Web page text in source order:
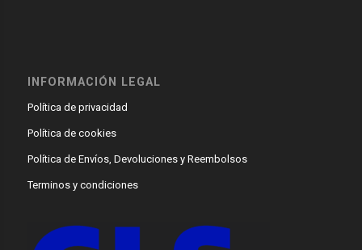
INFORMACIÓN LEGAL
Política de privacidad
Política de cookies
Política de Envíos, Devoluciones y Reembolsos
Terminos y condiciones